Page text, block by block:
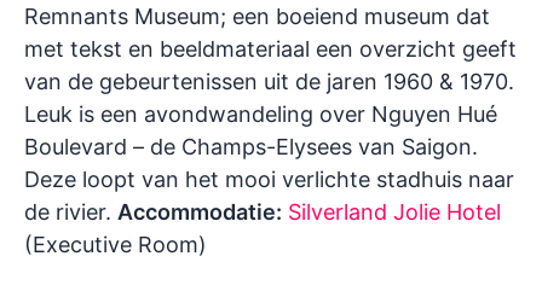
Remnants Museum; een boeiend museum dat
met tekst en beeldmateriaal een overzicht geeft
van de gebeurtenissen uit de jaren 1960 & 1970.
Leuk is een avondwandeling over Nguyen Hué
Boulevard – de Champs-Elysees van Saigon.
Deze loopt van het mooi verlichte stadhuis naar
de rivier. Accommodatie: Silverland Jolie Hotel
(Executive Room)